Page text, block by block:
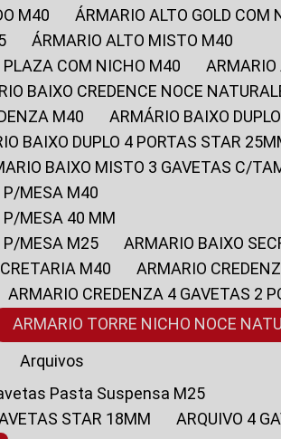
M40
ÁRMARIO ALTO GOLD
ÁRMARIO ALTO MISTO M40
PLAZA COM NICHO M40
BAIXO CREDENCE NOCE
M40
ARMÁRIO BAIXO
BAIXO DUPLO 4 PORTAS STAR
BAIXO MISTO 3 GAVETAS C/
P/MESA M40
P/MESA 40 MM
P/MESA M25
ARMARIO BAIXO
M40
ARMARIO
ARMARIO CREDENZA 4 GAVETAS 2
ARMARIO TORRE NICHO NOCE
Arquivos
Pasta Suspensa M25
STAR 18MM
ARQUIVO 4